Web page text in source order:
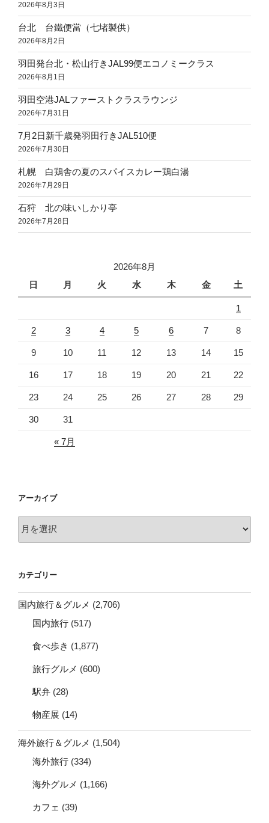
2026年8月3日
台北 台鐵便當（七堵製供）
2026年8月2日
羽田発台北・松山行きJAL99便エコノミークラス
2026年8月1日
羽田空港JALファーストクラスラウンジ
2026年7月31日
7月2日新千歳発羽田行きJAL510便
2026年7月30日
札幌 白鶏舎の夏のスパイスカレー鶏白湯
2026年7月29日
石狩 北の味いしかり亭
2026年7月28日
2026年8月
日
月 火 水 木 金 土
1
2 3 4 5 6 7 8
9 10 11 12 13 14 15
16 17 18 19 20 21 22
23 24 25 26 27 28 29
30 31
« 7月
アーカイブ
ー
ブ
カテゴリー
国内旅行＆グルメ (2,706)
国内旅行 (517)
食べ歩き (1,877)
旅行グルメ (600)
駅弁 (28)
物産展 (14)
海外旅行＆グルメ (1,504)
海外旅行 (334)
海外グルメ (1,166)
カフェ (39)